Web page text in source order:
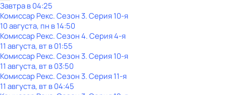
Завтра в 04:25
Комиссар Рекс. Сезон 3. Серия 10-я
10 августа, пн в 14:50
Комиссар Рекс. Сезон 4. Серия 4-я
11 августа, вт в 01:55
Комиссар Рекс. Сезон 3. Серия 10-я
11 августа, вт в 03:50
Комиссар Рекс. Сезон 3. Серия 11-я
11 августа, вт в 04:45